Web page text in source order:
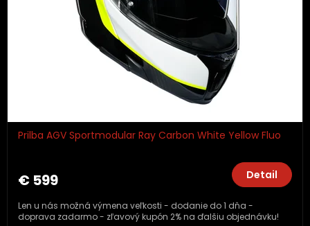
Prilba AGV Sportmodular Ray Carbon White Yellow Fluo
€ 599 Detail
Len u nás možná výmena veľkosti - dodanie do 1 dňa -
doprava zadarmo - zľavový kupón 2% na ďalšiu objednávku!